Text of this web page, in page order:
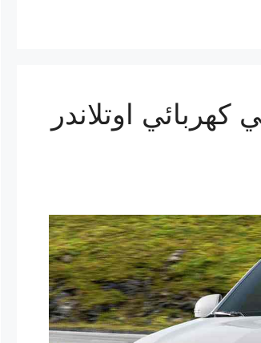
69622745 اخصائي كهربائي اوتلاندر